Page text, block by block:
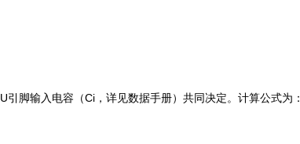
脚输入电容（Ci，详见数据手册）共同决定。计算公式为：